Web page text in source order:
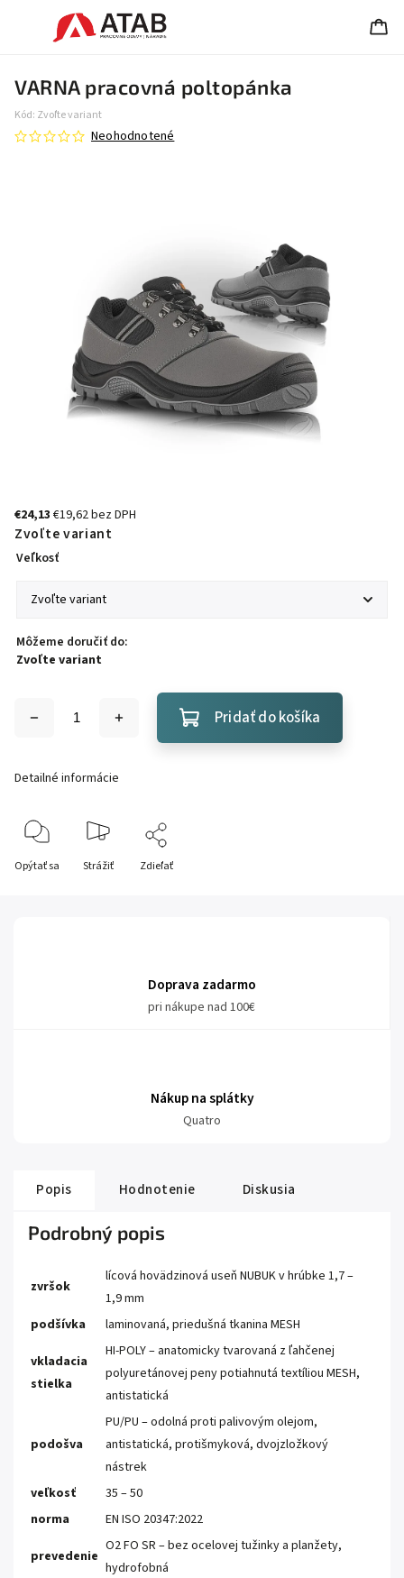
VARNA pracovná poltopánka
Kód: Zvoľte variant
Neohodnotené
€24,13 €19,62 bez DPH
Zvoľte variant
Veľkosť
Môžeme doručiť do:
Zvoľte variant
Pridať do košíka
Detailné informácie
Opýtať sa Strážiť Zdieľať
Doprava zadarmo
pri nákupe nad 100€
Nákup na splátky
Quatro
Popis Hodnotenie Diskusia
Podrobný popis
zvršok
lícová hovädzinová useň NUBUK v hrúbke 1,7 –
1,9 mm
podšívka
laminovaná, priedušná tkanina MESH
vkladacia
stielka
HI-POLY – anatomicky tvarovaná z ľahčenej
polyuretánovej peny potiahnutá textíliou MESH,
antistatická
podošva
PU/PU – odolná proti palivovým olejom,
antistatická, protišmyková, dvojzložkový
nástrek
veľkosť
35 – 50
norma
EN ISO 20347:2022
prevedenie
O2 FO SR – bez ocelovej tužinky a planžety,
hydrofobná